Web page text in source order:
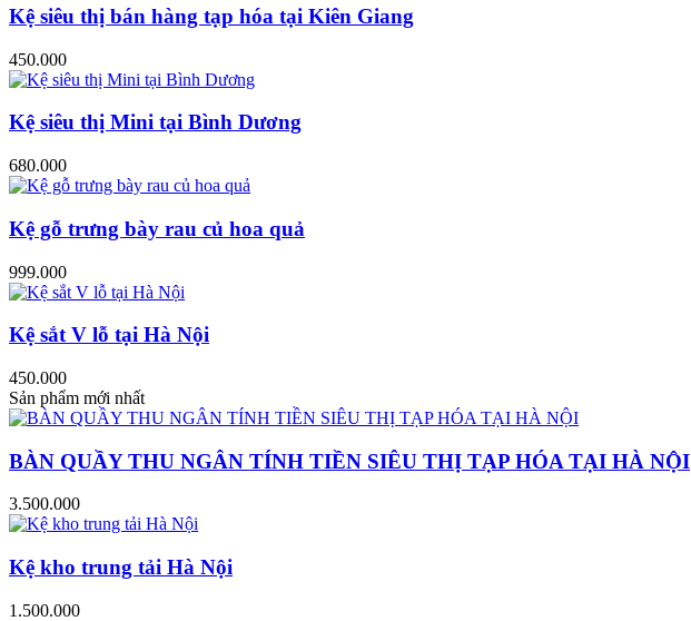
Kệ siêu thị bán hàng tạp hóa tại Kiên Giang
450.000
Kệ siêu thị Mini tại Bình Dương
680.000
Kệ gỗ trưng bày rau củ hoa quả
999.000
Kệ sắt V lỗ tại Hà Nội
450.000
Sản phẩm mới nhất
BÀN QUẦY THU NGÂN TÍNH TIỀN SIÊU THỊ TẠP HÓA TẠI HÀ NỘI
3.500.000
Kệ kho trung tải Hà Nội
1.500.000